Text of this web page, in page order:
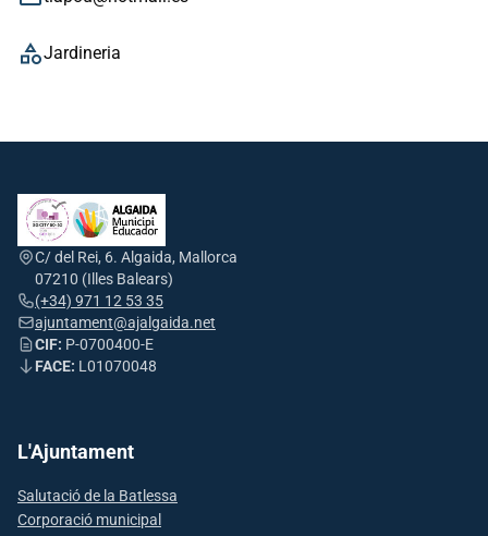
categoryJardineria
C/ del Rei, 6. Algaida, Mallorca
07210 (Illes Balears)
(+34) 971 12 53 35
ajuntament@ajalgaida.net
CIF: P-0700400-E
FACE: L01070048
L'Ajuntament
Salutació de la Batlessa
Corporació municipal